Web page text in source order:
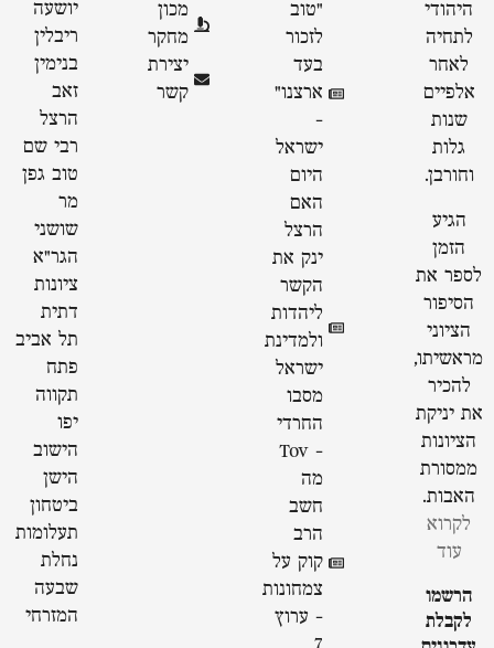
היהודי
לתחיה
לאחר
אלפיים
שנות
גלות
וחורבן.
הגיע
הזמן
לספר את
הסיפור
הציוני
מראשיתו,
להכיר
את יניקת
הציונות
ממסורת
האבות.
לקרוא
עוד
הרשמו
לקבלת
״טוב
לזכור
בעד
ארצנו״
-
ישראל
היום
האם
הרצל
ינק את
הקשר
ליהדות
ולמדינת
ישראל
מסבו
החרדי
- Tov
מה
חשב
הרב
קוק על
צמחונות
- ערוץ
מכון
מחקר
יצירת
קשר
יושעה
ריבלין
בנימין
זאב
הרצל
רבי שם
טוב גפן
מר
שושני
הגר"א
ציונות
דתית
תל אביב
פתח
תקווה
יפו
הישוב
הישן
ביטחון
תעלומות
נחלת
שבעה
המזרחי